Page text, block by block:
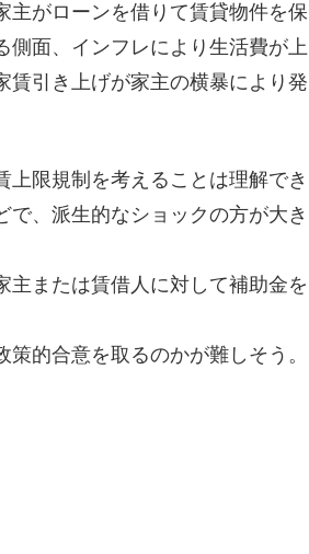
主がローンを借りて賃貸物件を保
側面、インフレにより生活費が上
賃引き上げが家主の横暴により発
限規制を考えることは理解でき
、派生的なショックの方が大き
または賃借人に対して補助金を
的合意を取るのかが難しそう。